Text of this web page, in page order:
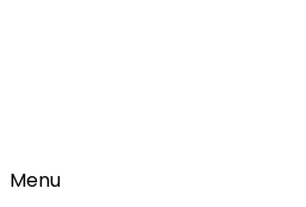
Menu